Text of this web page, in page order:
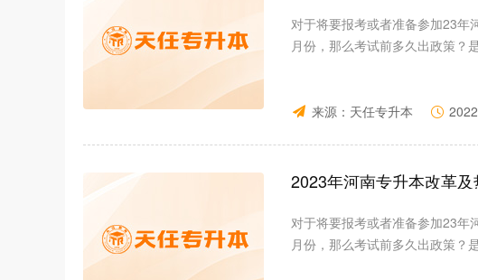
对于将要报考或者准备参加23年
月份，那么考试前多久出政策？
来源： 天任专升本
2023年河南专升本改革
对于将要报考或者准备参加23年
月份，那么考试前多久出政策？